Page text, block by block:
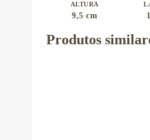
ALTURA
9,5cm
Produtos